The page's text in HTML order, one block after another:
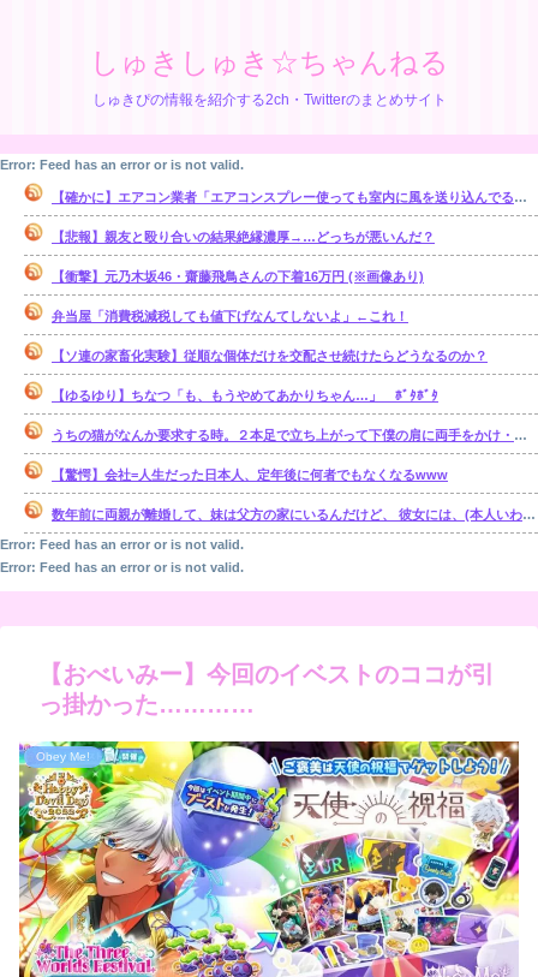
しゅきしゅき☆ちゃんねる
しゅきぴの情報を紹介する2ch・Twitterのまとめサイト
Error: Feed has an error or is not valid.
【確かに】エアコン業者「エアコンスプレー使っても室内に風を送り込んでるファンは汚いままですよ」
【悲報】親友と殴り合いの結果絶縁濃厚→…どっちが悪いんだ？
【衝撃】元乃木坂46・齋藤飛鳥さんの下着16万円 (※画像あり)
弁当屋「消費税減税しても値下げなんてしないよ」←これ！
【ソ連の家畜化実験】従順な個体だけを交配させ続けたらどうなるのか？
【ゆるゆり】ちなつ「も、もうやめてあかりちゃん…」 ﾎﾞﾀﾎﾞﾀ
うちの猫がなんか要求する時。２本足で立ち上がって下僕の肩に両手をかけ・・・【再】
【驚愕】会社=人生だった日本人、定年後に何者でもなくなるwww
数年前に両親が離婚して、妹は父方の家にいるんだけど、 彼女には、(本人いわく)霊感があるらしい。【再】
Error: Feed has an error or is not valid.
Error: Feed has an error or is not valid.
【おべいみー】今回のイベストのココが引
っ掛かった…………
Obey Me!